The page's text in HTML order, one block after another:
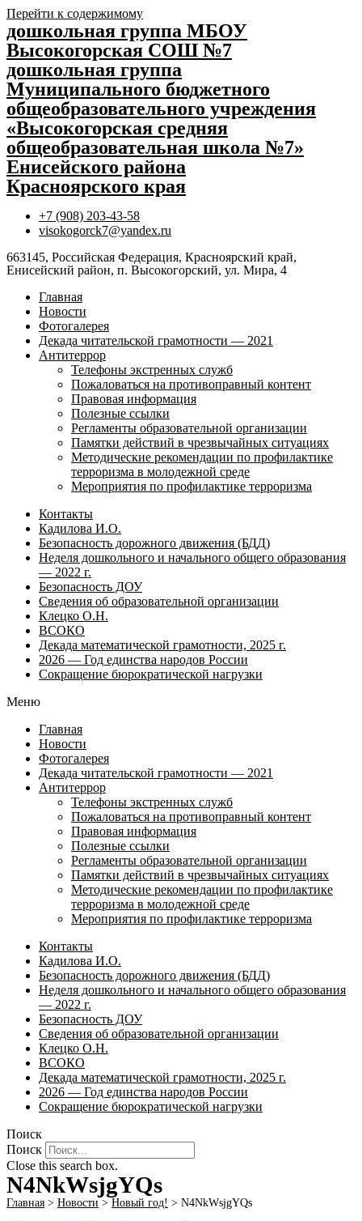
Перейти к содержимому
дошкольная группа МБОУ
Высокогорская СОШ №7
дошкольная группа
Муниципального бюджетного
общеобразовательного учреждения
«Высокогорская средняя
общеобразовательная школа №7»
Енисейского района
Красноярского края
+7 (908) 203-43-58
visokogorck7@yandex.ru
663145, Российская Федерация, Красноярский край,
Енисейский район, п. Высокогорский, ул. Мира, 4
Главная
Новости
Фотогалерея
Декада читательской грамотности — 2021
Антитеррор
Телефоны экстренных служб
Пожаловаться на противоправный контент
Правовая информация
Полезные ссылки
Регламенты образовательной организации
Памятки действий в чрезвычайных ситуациях
Методические рекомендации по профилактике
терроризма в молодежной среде
Мероприятия по профилактике терроризма
Контакты
Кадилова И.О.
Безопасность дорожного движения (БДД)
Неделя дошкольного и начального общего образования
— 2022 г.
Безопасность ДОУ
Сведения об образовательной организации
Клецко О.Н.
ВСОКО
Декада математической грамотности, 2025 г.
2026 — Год единства народов России
Сокращение бюрократической нагрузки
Меню
Главная
Новости
Фотогалерея
Декада читательской грамотности — 2021
Антитеррор
Телефоны экстренных служб
Пожаловаться на противоправный контент
Правовая информация
Полезные ссылки
Регламенты образовательной организации
Памятки действий в чрезвычайных ситуациях
Методические рекомендации по профилактике
терроризма в молодежной среде
Мероприятия по профилактике терроризма
Контакты
Кадилова И.О.
Безопасность дорожного движения (БДД)
Неделя дошкольного и начального общего образования
— 2022 г.
Безопасность ДОУ
Сведения об образовательной организации
Клецко О.Н.
ВСОКО
Декада математической грамотности, 2025 г.
2026 — Год единства народов России
Сокращение бюрократической нагрузки
Поиск
Поиск
Close this search box.
N4NkWsjgYQs
Главная > Новости > Новый год! > N4NkWsjgYQs